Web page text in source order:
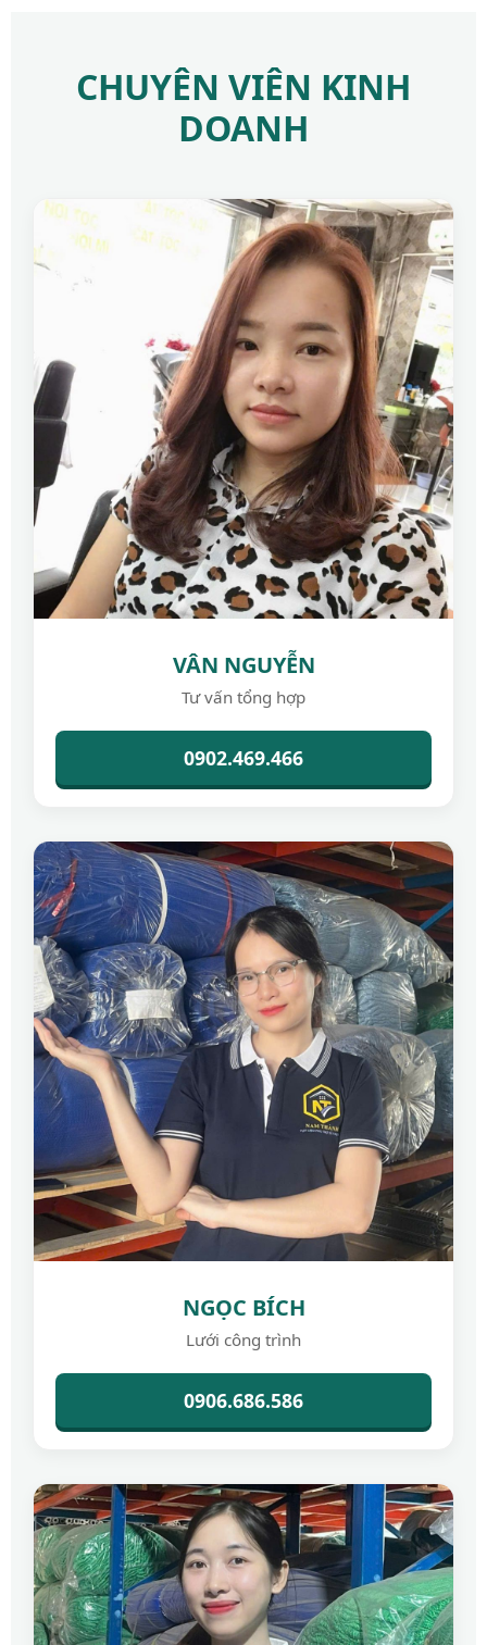
CHUYÊN VIÊN KINH
DOANH
VÂN NGUYỄN
Tư vấn tổng hợp
0902.469.466
NGỌC BÍCH
Lưới công trình
0906.686.586